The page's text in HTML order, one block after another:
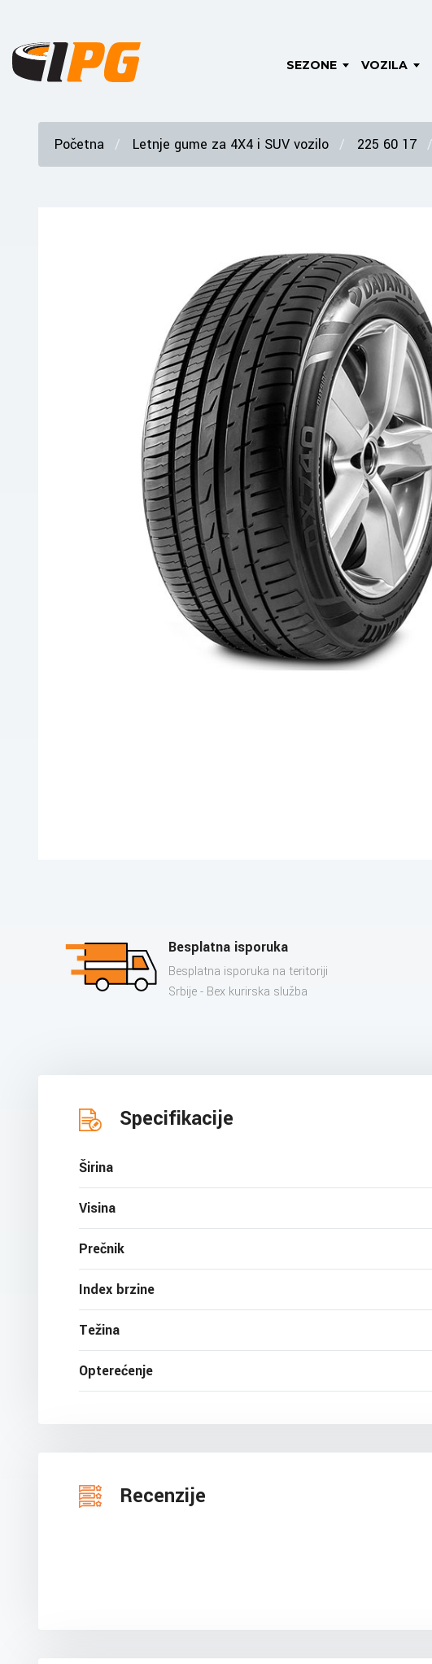
SEZONE VOZILA
Početna Letnje gume za 4X4 i SUV vozilo 225 60 17
Besplatna isporuka
Besplatna isporuka na teritoriji
Srbije - Bex kurirska služba
Specifikacije
Širina
Visina
Prečnik
Index brzine
Težina
Opterećenje
Recenzije